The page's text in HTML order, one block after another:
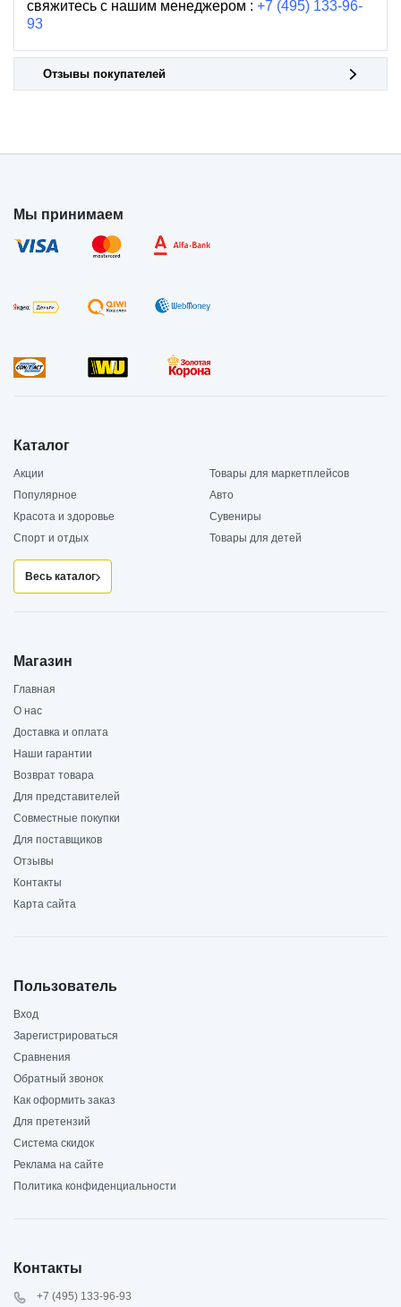
свяжитесь с нашим менеджером : +7 (495) 133-96-
93
Отзывы покупателей
Мы принимаем
Каталог
Акции
Товары для маркетплейсов
Популярное
Авто
Красота и здоровье
Сувениры
Спорт и отдых
Товары для детей
Весь каталог
Магазин
Главная
О нас
Доставка и оплата
Наши гарантии
Возврат товара
Для представителей
Совместные покупки
Для поставщиков
Отзывы
Контакты
Карта сайта
Пользователь
Вход
Зарегистрироваться
Сравнения
Обратный звонок
Как оформить заказ
Для претензий
Система скидок
Реклама на сайте
Политика конфиденциальности
Контакты
+7 (495) 133-96-93